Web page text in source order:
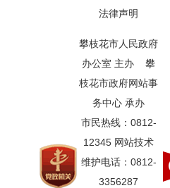
法律声明
攀枝花市人民政府
办公室 主办 攀
枝花市政府网站事
务中心 承办
市民热线：0812-
12345 网站技术
维护电话：0812-
3356287